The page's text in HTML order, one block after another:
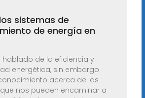
sistemas de
de energía en
hablado de la eficiencia y
energética, sin embargo
acerca de las
nos pueden encaminar a